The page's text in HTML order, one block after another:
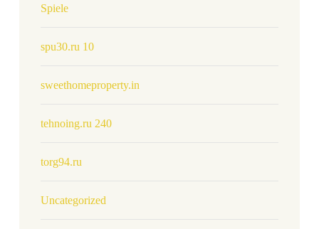
Spiele
spu30.ru 10
sweethomeproperty.in
tehnoing.ru 240
torg94.ru
Uncategorized